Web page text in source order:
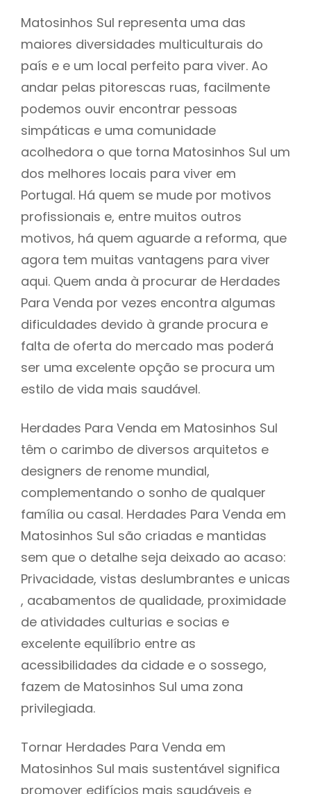
Matosinhos Sul representa uma das
maiores diversidades multiculturais do
país e e um local perfeito para viver. Ao
andar pelas pitorescas ruas, facilmente
podemos ouvir encontrar pessoas
simpáticas e uma comunidade
acolhedora o que torna Matosinhos Sul um
dos melhores locais para viver em
Portugal. Há quem se mude por motivos
profissionais e, entre muitos outros
motivos, há quem aguarde a reforma, que
agora tem muitas vantagens para viver
aqui. Quem anda à procurar de Herdades
Para Venda por vezes encontra algumas
dificuldades devido à grande procura e
falta de oferta do mercado mas poderá
ser uma excelente opção se procura um
estilo de vida mais saudável.
Herdades Para Venda em Matosinhos Sul
têm o carimbo de diversos arquitetos e
designers de renome mundial,
complementando o sonho de qualquer
família ou casal. Herdades Para Venda em
Matosinhos Sul são criadas e mantidas
sem que o detalhe seja deixado ao acaso:
Privacidade, vistas deslumbrantes e unicas
, acabamentos de qualidade, proximidade
de atividades culturias e socias e
excelente equilíbrio entre as
acessibilidades da cidade e o sossego,
fazem de Matosinhos Sul uma zona
privilegiada.
Tornar Herdades Para Venda em
Matosinhos Sul mais sustentável significa
promover edifícios mais saudáveis e